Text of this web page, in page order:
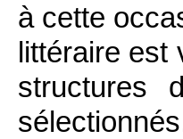
à cette
littéraire est
structures